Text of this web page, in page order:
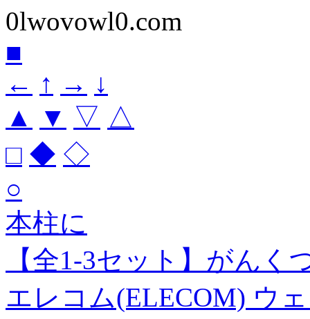
0lwovowl0.com
■
← ↑ → ↓
▲
▼ ▽ △
□ ◆ ◇
○
本柱に
【全1-3セット】がんく
エレコム(ELECOM) ウ